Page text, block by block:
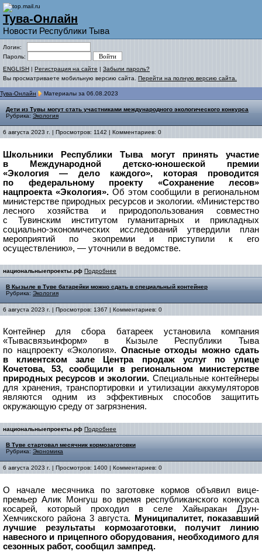
Тува-Онлайн
Новости Республики Тыва
Логин:
Пароль:
ENGLISH | Регистрация на сайте | Забыли пароль?
Вы просматриваете мобильную версию сайта. Перейти на полную версию сайта.
Тува-Онлайн Материалы за 06.08.2023
Дети из Тувы могут стать участниками международного экологического конкурса
Рубрика: Экология
6 августа 2023 г. | Просмотров: 1142 | Комментариев: 0
Школьники Республики Тыва могут принять участие
в Международной детско-юношеской премии
«Экология — дело каждого», которая проводится
по федеральному проекту «Сохранение лесов»
нацпроекта «Экология».Об этом сообщили в региональном
министерстве природных ресурсов и экологии. «Министерство
лесного хозяйства и природопользования совместно
с Тувинским институтом гуманитарных и прикладных
социально-экономических исследований утвердили план
мероприятий по экопремии и приступили к его
осуществлению», — уточнили в ведомстве.
национальныепроекты.рф Подробнее
В Кызыле в Туве батарейки можно сдать в специальный контейнер
Рубрика: Экология
6 августа 2023 г. | Просмотров: 1367 | Комментариев: 0
Контейнер для сбора батареек установила компания
«Тывасвязьинформ» в Кызыле Республики Тыва
по нацпроекту «Экология». Опасные отходы можно сдать
в клиентском зале Центра продаж услуг по улице
Кочетова, 53, сообщили в региональном министерстве
природных ресурсов и экологии. Специальные контейнеры
для хранения, транспортировки и утилизации аккумуляторов
являются одним из эффективных способов защитить
окружающую среду от загрязнения.
национальныепроекты.рф Подробнее
В Туве стартовал месячник кормозаготовки
Рубрика: Экономика
6 августа 2023 г. | Просмотров: 1400 | Комментариев: 0
О начале месячника по заготовке кормов объявил вице-
премьер Алик Монгуш во время республиканского конкурса
косарей, который проходил в селе Хайыракан Дзун-
Хемчикского района 3 августа.
Муниципалитет, показавший
лучшие результаты кормозаготовки, получит линию
навесного и прицепного оборудования, необходимого для
сезонных работ, сообщил зампред.